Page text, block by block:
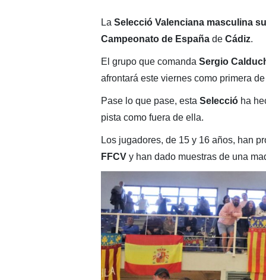
La Selecció Valenciana masculina
Campeonato de Españade Cádiz.
El grupo que comanda Sergio
afrontará este viernes como primera
Pase lo que pase, esta Seleccióha
pista como fuera de ella.
Los jugadores, de 15 y 16 años, han
FFCVy han dado muestras de una